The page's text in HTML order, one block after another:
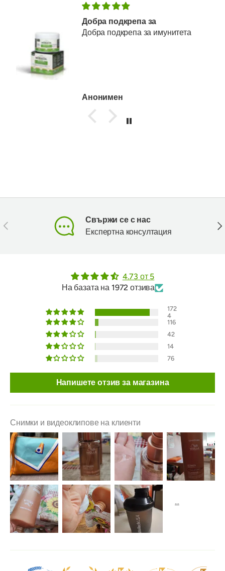
Пия по една таблетка дневно
Пия по една таблетка дневно,за
marystonik
Предишен
Свържи се с нас
Експертна консултация
4.73 от 5
На базата на 1972 отзива
172
4
116
42
14
76
Напишете отзив за магазина
Снимки и видеоклипове на клиенти